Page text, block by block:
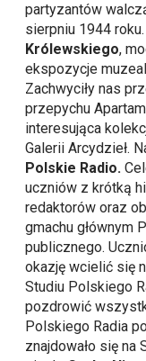
partyzantów
sierpniu 1944
Królewskiego,
ekspozycje
Zachwyciły nas
przepychu
interesująca
Galerii Arcydzieł.
Polskie Radio.
uczniów z krótką
redaktorów oraz
gmachu głównym
publicznego.
okazję wcielić się
Studiu Polskiego
pozdrowić
Polskiego Radia
znajdowało się na